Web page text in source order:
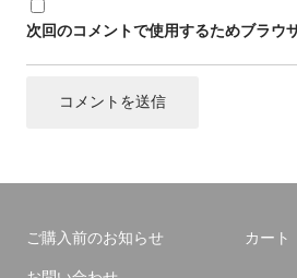
次回のコメントで使用するためブラウ
ご購入前のお知らせ カート